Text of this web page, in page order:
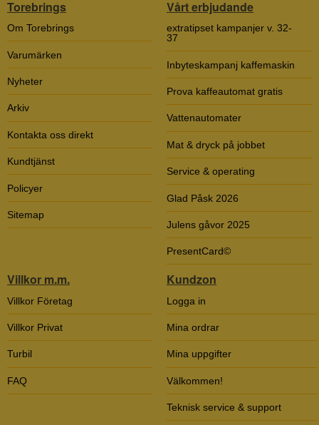
Torebrings
Om Torebrings
Varumärken
Nyheter
Arkiv
Kontakta oss direkt
Kundtjänst
Policyer
Sitemap
Vårt erbjudande
extratipset kampanjer v. 32-
37
Inbyteskampanj kaffemaskin
Prova kaffeautomat gratis
Vattenautomater
Mat & dryck på jobbet
Service & operating
Glad Påsk 2026
Julens gåvor 2025
PresentCard©
Villkor m.m.
Villkor Företag
Villkor Privat
Turbil
FAQ
Kundzon
Logga in
Mina ordrar
Mina uppgifter
Välkommen!
Teknisk service & support